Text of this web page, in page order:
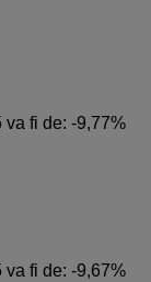
va fi de: -9,77%
va fi de: -9,67%